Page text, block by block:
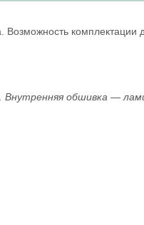
комплектации
обшивка —